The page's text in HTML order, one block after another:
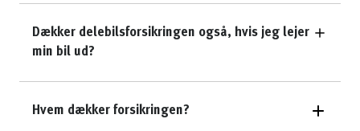
Dækker delebilsforsikringen også, hvis jeg lejer
min bil ud?
Hvem dækker forsikringen?